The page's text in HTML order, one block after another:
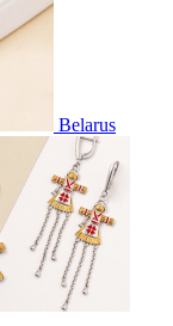
Belarus